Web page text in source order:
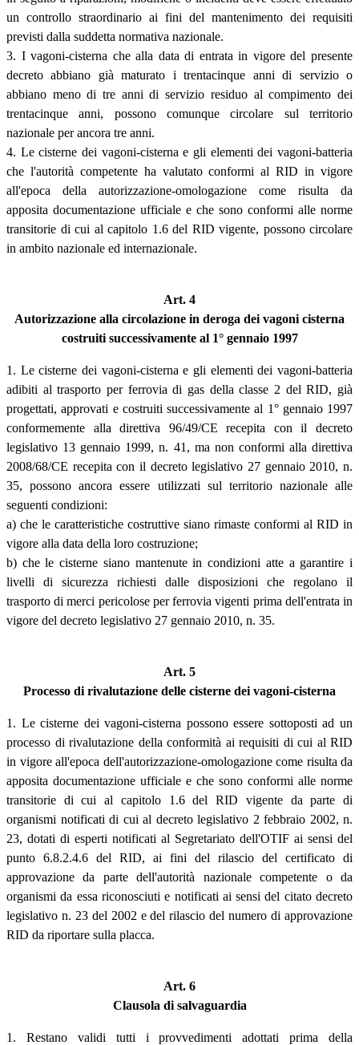
un controllo straordinario ai fini del mantenimento dei requisiti
previsti dalla suddetta normativa nazionale.
3. I vagoni-cisterna che alla data di entrata in vigore del presente
decreto abbiano già maturato i trentacinque anni di servizio o
abbiano meno di tre anni di servizio residuo al compimento dei
trentacinque anni, possono comunque circolare sul territorio
nazionale per ancora tre anni.
4. Le cisterne dei vagoni-cisterna e gli elementi dei vagoni-batteria
che l'autorità competente ha valutato conformi al RID in vigore
all'epoca della autorizzazione-omologazione come risulta da
apposita documentazione ufficiale e che sono conformi alle norme
transitorie di cui al capitolo 1.6 del RID vigente, possono circolare
in ambito nazionale ed internazionale.
Art. 4
Autorizzazione alla circolazione in deroga dei vagoni cisterna
costruiti successivamente al 1° gennaio 1997
1. Le cisterne dei vagoni-cisterna e gli elementi dei vagoni-batteria
adibiti al trasporto per ferrovia di gas della classe 2 del RID, già
progettati, approvati e costruiti successivamente al 1° gennaio 1997
conformemente alla direttiva 96/49/CE recepita con il decreto
legislativo 13 gennaio 1999, n. 41, ma non conformi alla direttiva
2008/68/CE recepita con il decreto legislativo 27 gennaio 2010, n.
35, possono ancora essere utilizzati sul territorio nazionale alle
seguenti condizioni:
a) che le caratteristiche costruttive siano rimaste conformi al RID in
vigore alla data della loro costruzione;
b) che le cisterne siano mantenute in condizioni atte a garantire i
livelli di sicurezza richiesti dalle disposizioni che regolano il
trasporto di merci pericolose per ferrovia vigenti prima dell'entrata in
vigore del decreto legislativo 27 gennaio 2010, n. 35.
Art. 5
Processo di rivalutazione delle cisterne dei vagoni-cisterna
1. Le cisterne dei vagoni-cisterna possono essere sottoposti ad un
processo di rivalutazione della conformità ai requisiti di cui al RID
in vigore all'epoca dell'autorizzazione-omologazione come risulta da
apposita documentazione ufficiale e che sono conformi alle norme
transitorie di cui al capitolo 1.6 del RID vigente da parte di
organismi notificati di cui al decreto legislativo 2 febbraio 2002, n.
23, dotati di esperti notificati al Segretariato dell'OTIF ai sensi del
punto 6.8.2.4.6 del RID, ai fini del rilascio del certificato di
approvazione da parte dell'autorità nazionale competente o da
organismi da essa riconosciuti e notificati ai sensi del citato decreto
legislativo n. 23 del 2002 e del rilascio del numero di approvazione
RID da riportare sulla placca.
Art. 6
Clausola di salvaguardia
1. Restano validi tutti i provvedimenti adottati prima della